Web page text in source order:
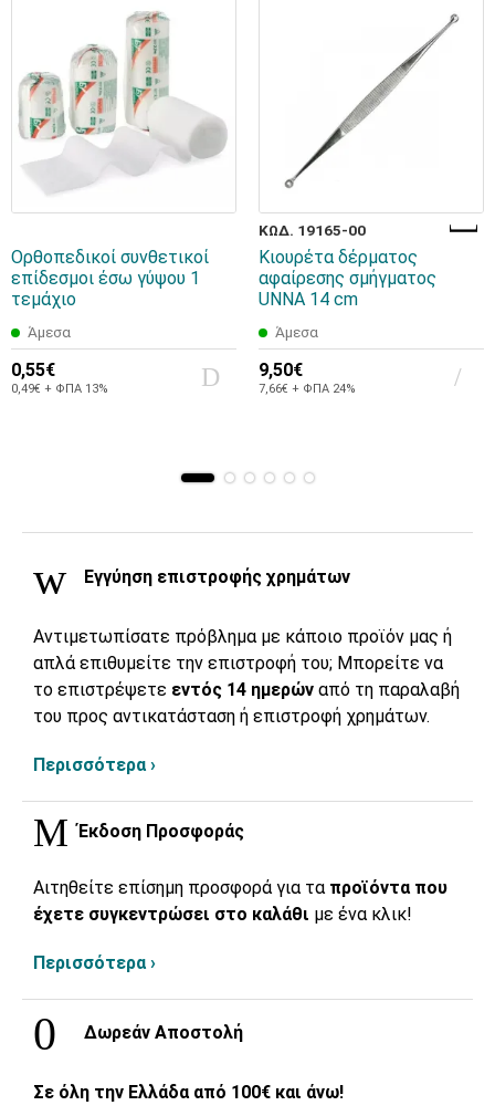
Ορθοπεδικοί συνθετικοί
επίδεσμοι έσω γύψου 1
τεμάχιο
Άμεσα
0,55€
0,49€ + ΦΠΑ 13%
ΚΩΔ. 19165-00
Κιουρέτα δέρματος
αφαίρεσης σμήγματος
UNNA 14 cm
Άμεσα
9,50€
7,66€ + ΦΠΑ 24%
Εγγύηση επιστροφής χρημάτων
Αντιμετωπίσατε πρόβλημα με κάποιο προϊόν μας ή
απλά επιθυμείτε την επιστροφή του; Μπορείτε να
το επιστρέψετε εντός 14 ημερών από τη παραλαβή
του προς αντικατάσταση ή επιστροφή χρημάτων.
Περισσότερα ›
Έκδοση Προσφοράς
Αιτηθείτε επίσημη προσφορά για τα προϊόντα που
έχετε συγκεντρώσει στο καλάθι με ένα κλικ!
Περισσότερα ›
Δωρεάν Αποστολή
Σε όλη την Ελλάδα από 100€ και άνω!